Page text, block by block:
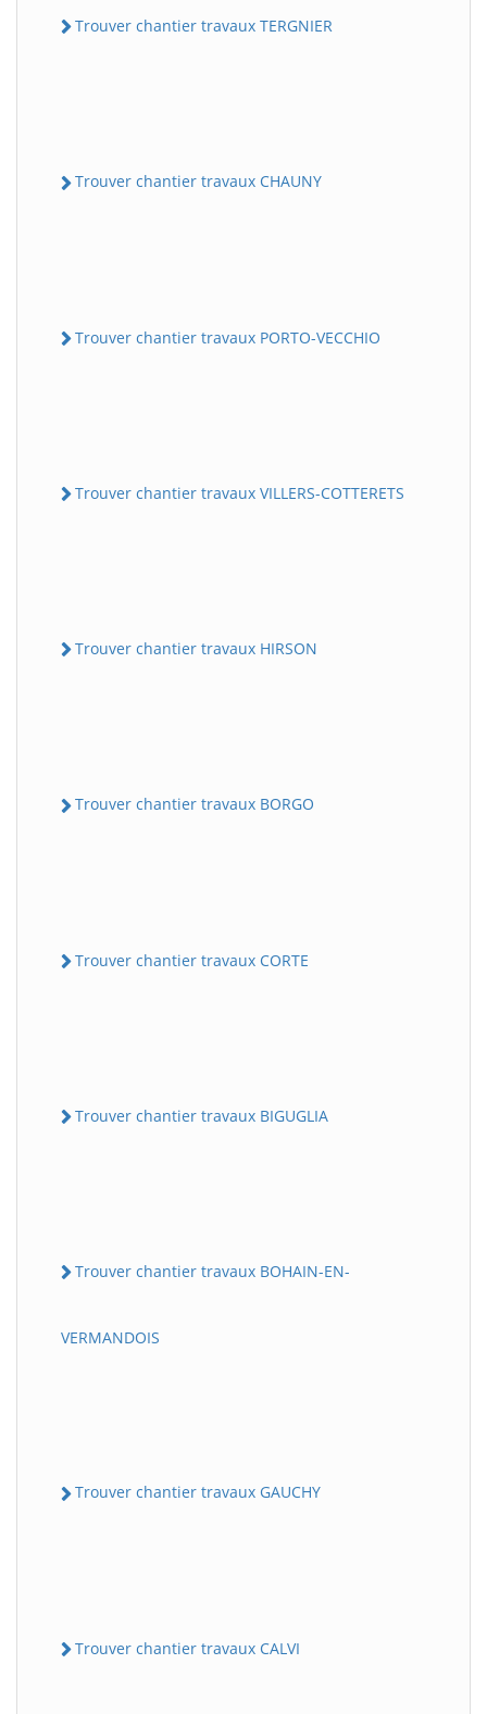
Trouver chantier travaux TERGNIER
Trouver chantier travaux CHAUNY
Trouver chantier travaux PORTO-VECCHIO
Trouver chantier travaux VILLERS-COTTERETS
Trouver chantier travaux HIRSON
Trouver chantier travaux BORGO
Trouver chantier travaux CORTE
Trouver chantier travaux BIGUGLIA
Trouver chantier travaux BOHAIN-EN-
VERMANDOIS
Trouver chantier travaux GAUCHY
Trouver chantier travaux CALVI